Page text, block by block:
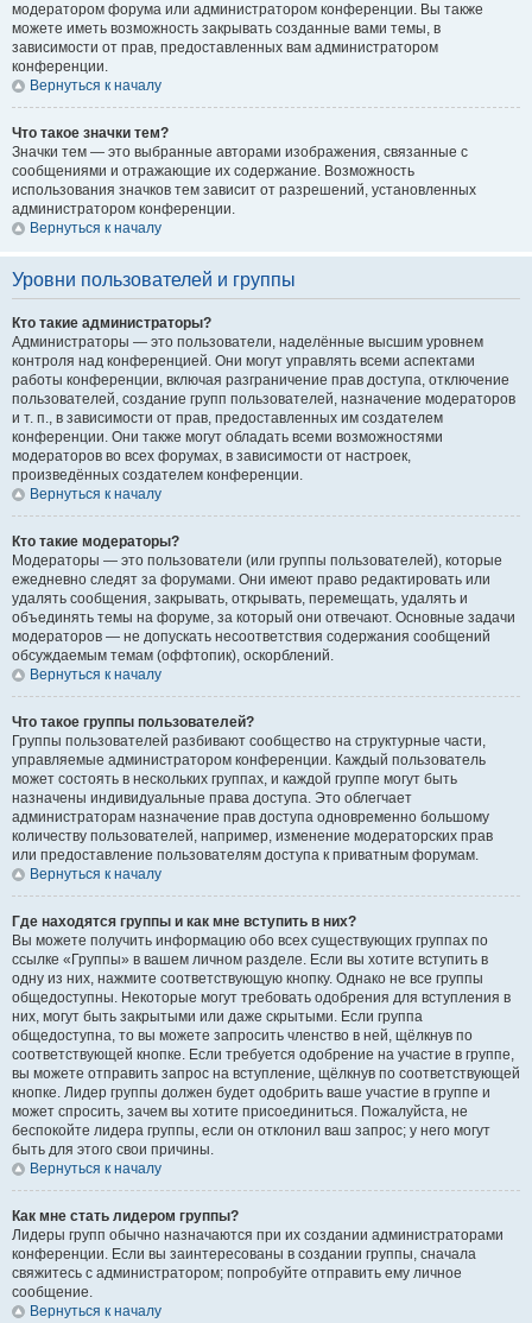
модератором форума или администратором конференции. Вы также
можете иметь возможность закрывать созданные вами темы, в
зависимости от прав, предоставленных вам администратором
конференции.
Вернуться к началу
Что такое значки тем?
Значки тем — это выбранные авторами изображения, связанные с
сообщениями и отражающие их содержание. Возможность
использования значков тем зависит от разрешений, установленных
администратором конференции.
Вернуться к началу
Уровни пользователей и группы
Кто такие администраторы?
Администраторы — это пользователи, наделённые высшим уровнем
контроля над конференцией. Они могут управлять всеми аспектами
работы конференции, включая разграничение прав доступа, отключение
пользователей, создание групп пользователей, назначение модераторов
и т. п., в зависимости от прав, предоставленных им создателем
конференции. Они также могут обладать всеми возможностями
модераторов во всех форумах, в зависимости от настроек,
произведённых создателем конференции.
Вернуться к началу
Кто такие модераторы?
Модераторы — это пользователи (или группы пользователей), которые
ежедневно следят за форумами. Они имеют право редактировать или
удалять сообщения, закрывать, открывать, перемещать, удалять и
объединять темы на форуме, за который они отвечают. Основные задачи
модераторов — не допускать несоответствия содержания сообщений
обсуждаемым темам (оффтопик), оскорблений.
Вернуться к началу
Что такое группы пользователей?
Группы пользователей разбивают сообщество на структурные части,
управляемые администратором конференции. Каждый пользователь
может состоять в нескольких группах, и каждой группе могут быть
назначены индивидуальные права доступа. Это облегчает
администраторам назначение прав доступа одновременно большому
количеству пользователей, например, изменение модераторских прав
или предоставление пользователям доступа к приватным форумам.
Вернуться к началу
Где находятся группы и как мне вступить в них?
Вы можете получить информацию обо всех существующих группах по
ссылке «Группы» в вашем личном разделе. Если вы хотите вступить в
одну из них, нажмите соответствующую кнопку. Однако не все группы
общедоступны. Некоторые могут требовать одобрения для вступления в
них, могут быть закрытыми или даже скрытыми. Если группа
общедоступна, то вы можете запросить членство в ней, щёлкнув по
соответствующей кнопке. Если требуется одобрение на участие в группе,
вы можете отправить запрос на вступление, щёлкнув по соответствующей
кнопке. Лидер группы должен будет одобрить ваше участие в группе и
может спросить, зачем вы хотите присоединиться. Пожалуйста, не
беспокойте лидера группы, если он отклонил ваш запрос; у него могут
быть для этого свои причины.
Вернуться к началу
Как мне стать лидером группы?
Лидеры групп обычно назначаются при их создании администраторами
конференции. Если вы заинтересованы в создании группы, сначала
свяжитесь с администратором; попробуйте отправить ему личное
сообщение.
Вернуться к началу